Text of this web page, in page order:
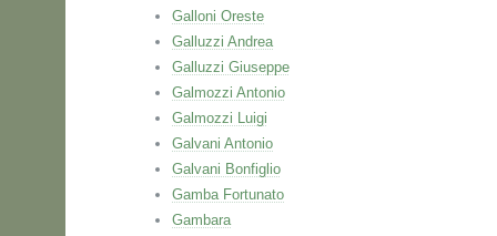
Galloni Oreste
Galluzzi Andrea
Galluzzi Giuseppe
Galmozzi Antonio
Galmozzi Luigi
Galvani Antonio
Galvani Bonfiglio
Gamba Fortunato
Gambara